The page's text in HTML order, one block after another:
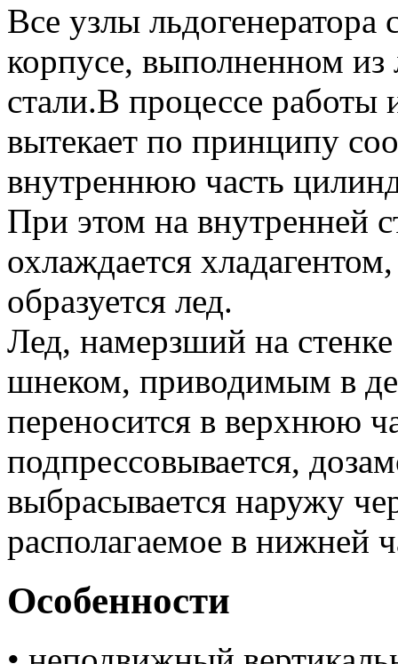
Все узлы
корпусе, выполненном
стали.В процессе работы
вытекает по принципу
внутреннюю часть
При этом на внутренней
охлаждается
образуется лед.
​Лед, намерзший на
шнеком, приводимым в
переносится в верхнюю
подпрессовывается,
выбрасывается наружу
располагаемое в нижней
Особенности